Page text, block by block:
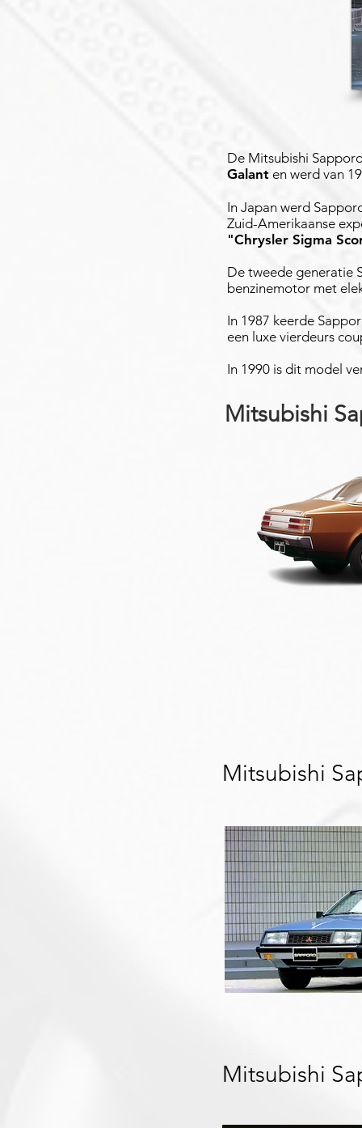
De Mitsubishi
Galant en werd van
In Japan werd
Zuid-Amerikaanse
"Chrysler Sigma
De tweede generatie
benzinemotor met
In 1987 keerde
een luxe vierdeurs
In 1990 is dit model
Mitsubishi
Mitsubishi
Mitsubishi